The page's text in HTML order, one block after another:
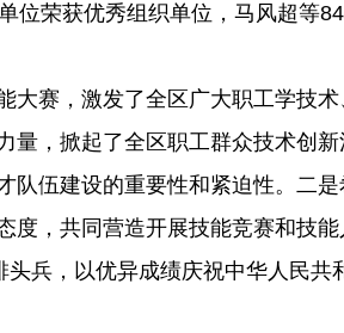
位荣获优秀组织单位，马风超等
赛，激发了全区广大职工学技术
，掀起了全区职工群众技术创
伍建设的重要性和紧迫性。二
，共同营造开展技能竞赛和技
兵，以优异成绩庆祝中华人民